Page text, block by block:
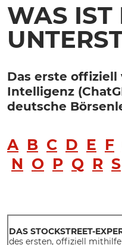
WAS IST
Das erste
Intelligenz
deutsche
A B C D E F
N O P Q R S
DAS STOCKSTREET-
des ersten, offiziell